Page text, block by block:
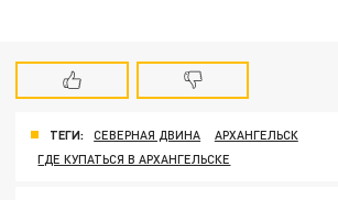
ТЕГИ: СЕВЕРНАЯ ДВИНА
АРХАНГЕЛЬСК
ГДЕ КУПАТЬСЯ В АРХАНГЕЛЬСКЕ